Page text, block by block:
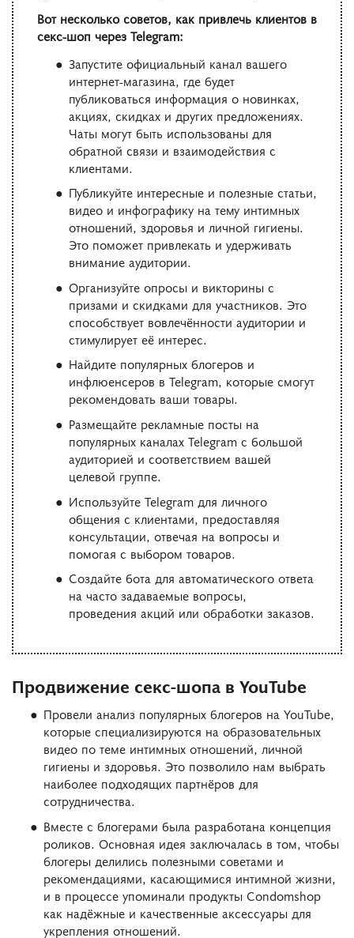
Вот несколько советов, как привлечь клиентов в
секс-шоп через Telegram:
Запустите официальный канал вашего
интернет-магазина, где будет
публиковаться информация о новинках,
акциях, скидках и других предложениях.
Чаты могут быть использованы для
обратной связи и взаимодействия с
клиентами.
Публикуйте интересные и полезные статьи,
видео и инфографику на тему интимных
отношений, здоровья и личной гигиены.
Это поможет привлекать и удерживать
внимание аудитории.
Организуйте опросы и викторины с
призами и скидками для участников. Это
способствует вовлечённости аудитории и
стимулирует её интерес.
Найдите популярных блогеров и
инфлюенсеров в Telegram, которые смогут
рекомендовать ваши товары.
Размещайте рекламные посты на
популярных каналах Telegram с большой
аудиторией и соответствием вашей
целевой группе.
Используйте Telegram для личного
общения с клиентами, предоставляя
консультации, отвечая на вопросы и
помогая с выбором товаров.
Создайте бота для автоматического ответа
на часто задаваемые вопросы,
проведения акций или обработки заказов.
Продвижение секс-шопа в YouTube
Провели анализ популярных блогеров на YouTube,
которые специализируются на образовательных
видео по теме интимных отношений, личной
гигиены и здоровья. Это позволило нам выбрать
наиболее подходящих партнёров для
сотрудничества.
Вместе с блогерами была разработана концепция
роликов. Основная идея заключалась в том, чтобы
блогеры делились полезными советами и
рекомендациями, касающимися интимной жизни,
и в процессе упоминали продукты Condomshop
как надёжные и качественные аксессуары для
укрепления отношений.